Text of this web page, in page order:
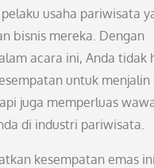
usaha pariwisata
bisnis mereka. Dengan
acara ini, Anda tidak
untuk menjalin
juga memperluas
di industri pariwisata.
kesempatan emas